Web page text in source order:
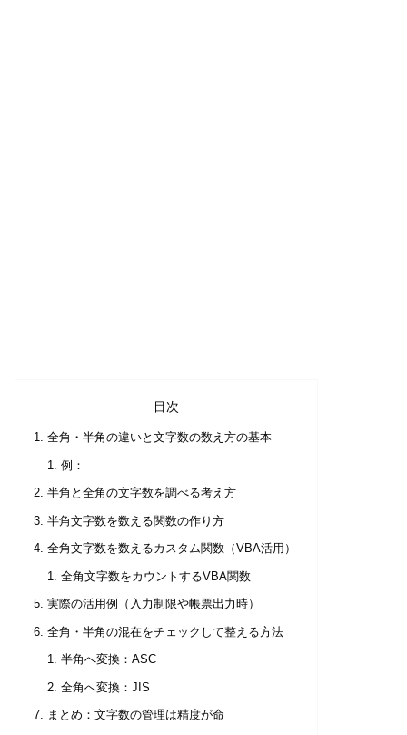
目次
全角・半角の違いと文字数の数え方の基本
例：
半角と全角の文字数を調べる考え方
半角文字数を数える関数の作り方
全角文字数を数えるカスタム関数（VBA活用）
全角文字数をカウントするVBA関数
実際の活用例（入力制限や帳票出力時）
全角・半角の混在をチェックして整える方法
半角へ変換：ASC
全角へ変換：JIS
まとめ：文字数の管理は精度が命